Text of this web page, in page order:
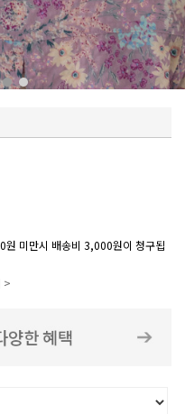
원 미만시 배송비 3,000원이 청구됩
>